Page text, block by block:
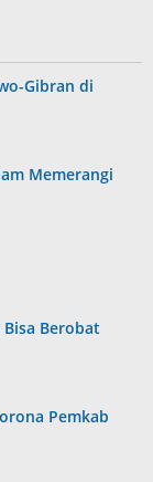
Gibran di
Memerangi
Berobat
Pemkab